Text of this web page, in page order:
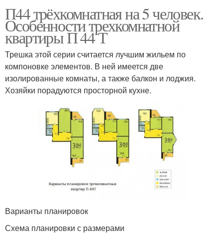
П44 трёхкомнатная на 5 человек.
Особенности трехкомнатной
квартиры П 44 Т
Трешка этой серии считается лучшим жильем по
компоновке элементов. В ней имеется две
изолированные комнаты, а также балкон и лоджия.
Хозяйки порадуются просторной кухне.
Варианты планировок
Схема планировки с размерами